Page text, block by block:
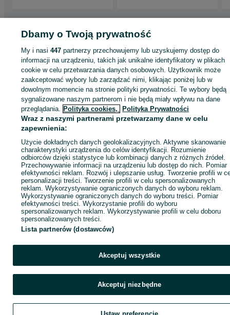
Strona główna Budowa i Remont
Podbitki - Nysa
KATEGORIA
ID:1056201228 Wyświetlenia:
Zadzwoń / SMS
Dbamy o Twoją prywatność
My i nasi447 partnerzy przechowujemy lub uzyskujemy dostęp do
informacji na urządzeniu, takich jak unikalne identyfikatory w plikach
cookie w celu przetwarzania danych osobowych. Użytkownik może
zaakceptować wybory lub zarządzać nimi, klikając poniżej lub w
dowolnym momencie na stronie polityki prywatności. Te wybory będą
sygnalizowane naszym partnerom i nie będą miały wpływu na dane
przeglądania. Polityka cookies, Polityka Prywatności
Wraz z naszymi partnerami przetwarzamy dane w celu
zapewnienia:
Użycie dokładnych danych geolokalizacyjnych. Aktywne skanowanie
charakterystyki urządzenia do celów identyfikacji. Rozumienie
odbiorców dzięki statystyce lub kombinacji danych z różnych źródeł.
Przechowywanie informacji na urządzeniu lub dostęp do nich. Pomiar
efektywności reklam. Rozwój i ulepszanie usług. Tworzenie profili w
personalizacji treści. Tworzenie profili w celu spersonalizowanych
reklam. Wykorzystywanie ograniczonych danych do wyboru reklam.
Wykorzystywanie ograniczonych danych do wyboru treści. Pomiar
efektywności treści. Wykorzystanie profili do wyboru
spersonalizowanych reklam. Wykorzystywanie profili w celu doboru
spersonalizowanych treści.
Lista partnerów (dostawców)
Akceptuj wszystkie
Akceptuj niezbędne